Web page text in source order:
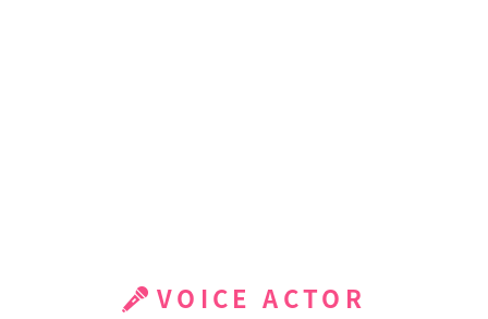
VOICE ACTOR